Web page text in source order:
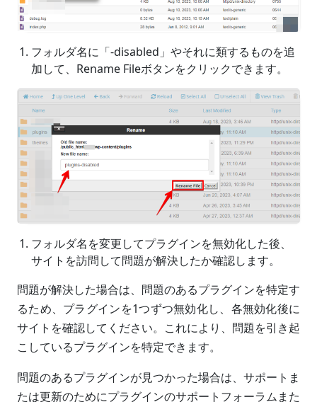
フォルダ名に「-disabled」やそれに類するものを追
加して、Rename Fileボタンをクリックできます。
フォルダ名を変更してプラグインを無効化した後、
サイトを訪問して問題が解決したか確認します。
問題が解決した場合は、問題のあるプラグインを特定す
るため、プラグインを1つずつ無効化し、各無効化後に
サイトを確認してください。これにより、問題を引き起
こしているプラグインを特定できます。
問題のあるプラグインが見つかった場合は、サポートま
たは更新のためにプラグインのサポートフォーラムまた